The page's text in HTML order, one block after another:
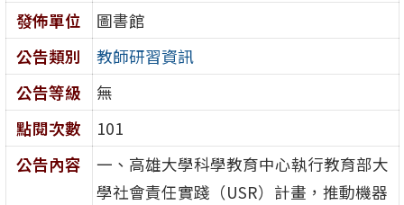
發佈單位
圖書館
公告類別
教師研習資訊
公告等級
無
點閱次數
101
公告內容
一、高雄大學科學教育中心執行教育部大
學社會責任實踐（USR）計畫，推動機器